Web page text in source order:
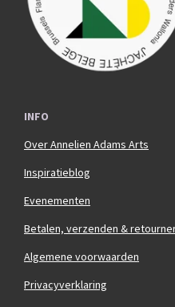
INFO
Over Annelien Adams Arts
Inspiratieblog
Evenementen
Betalen, verzenden &
Algemene voorwaarden
Privacyverklaring